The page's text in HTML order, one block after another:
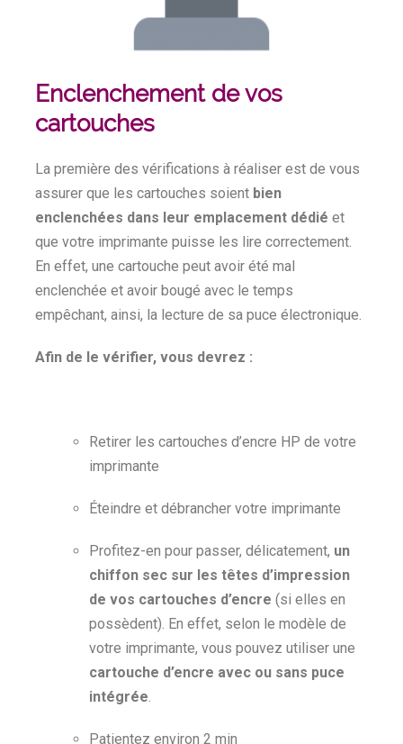
Enclenchement de vos
cartouches
La première des vérifications à réaliser est de vous
assurer que les cartouches soient bien
enclenchées dans leur emplacement dédié et
que votre imprimante puisse les lire correctement.
En effet, une cartouche peut avoir été mal
enclenchée et avoir bougé avec le temps
empêchant, ainsi, la lecture de sa puce électronique.
Afin de le vérifier, vous devrez :
Retirer les cartouches d’encre HP de votre
imprimante
Éteindre et débrancher votre imprimante
Profitez-en pour passer, délicatement, un
chiffon sec sur les têtes d’impression
de vos cartouches d’encre (si elles en
possèdent). En effet, selon le modèle de
votre imprimante, vous pouvez utiliser une
cartouche d’encre avec ou sans puce
intégrée.
Patientez environ 2 min